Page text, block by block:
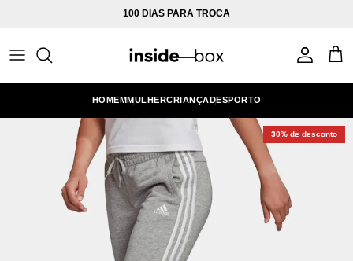
100 DIAS PARA TROCA
Conta
HOMEMMULHERCRIANÇADESPORTO
30% de desconto